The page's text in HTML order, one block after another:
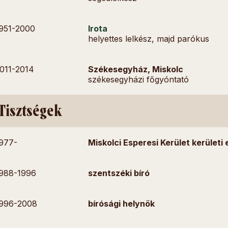
2000
Irota
helyettes lelkész, majd parókus
2014
Székesegyház, Miskolc
székesegyházi főgyóntató
Miskolci Esperesi Kerület kerületi
1996 szentszéki bíró
2008 bírósági helynök